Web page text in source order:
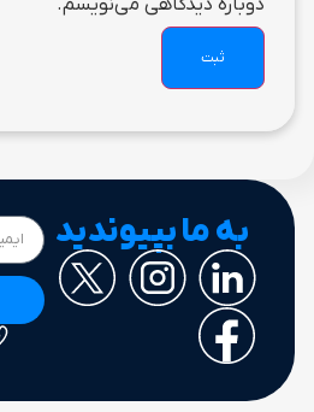
دوباره دیدگاهی می‌نویسم.
به ما بپیوندید